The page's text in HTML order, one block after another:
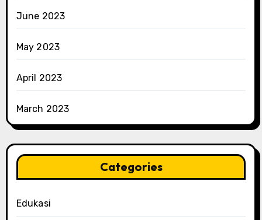
June 2023
May 2023
April 2023
March 2023
Categories
Edukasi